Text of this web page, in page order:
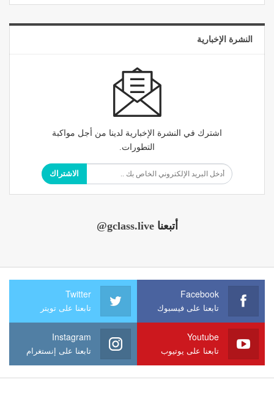
النشرة الإخبارية
اشترك في النشرة الإخبارية لدينا من أجل مواكبة
التطورات.
الاشتراك
أتبعنا@gclass.live
Facebook
تابعنا على فيسبوك
Twitter
تابعنا على تويتر
Youtube
تابعنا على يوتيوب
Instagram
تابعنا على إنستغرام